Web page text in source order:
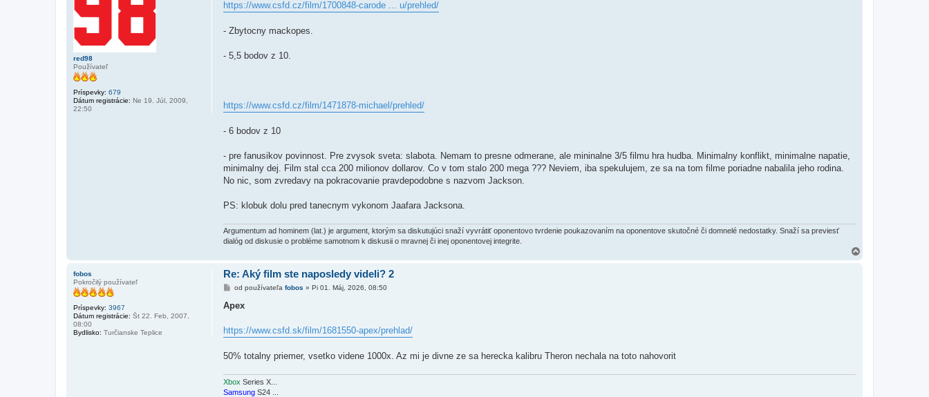
red98
Používateľ
Príspevky: 679
Dátum registrácie: Ne 19. Júl, 2009,
22:50
í
s
e
v
k
https://www.csfd.cz/film/1700848-carode ... u/prehled/
- Zbytocny mackopes.
- 5,5 bodov z 10.
https://www.csfd.cz/film/1471878-michael/prehled/
- 6 bodov z 10
- pre fanusikov povinnost. Pre zvysok sveta: slabota. Nemam to presne odmerane, ale mininalne 3/5 filmu hra hudba. Minimalny konflikt, minimalne napatie,
minimalny dej. Film stal cca 200 milionov dollarov. Co v tom stalo 200 mega ??? Neviem, iba spekulujem, ze sa na tom filme poriadne nabalila jeho rodina.
No nic, som zvredavy na pokracovanie pravdepodobne s nazvom Jackson.
PS: klobuk dolu pred tanecnym vykonom Jaafara Jacksona.
Argumentum ad hominem (lat.) je argument, ktorým sa diskutujúci snaží vyvrátiť oponentovo tvrdenie poukazovaním na oponentove skutočné či domnelé nedostatky. Snaží sa previesť
dialóg od diskusie o probléme samotnom k diskusii o mravnej či inej oponentovej integrite.
fobos
Pokročilý používateľ
Príspevky: 3967
Dátum registrácie: Št 22. Feb, 2007,
08:00
Bydlisko: Turčianske Teplice
Re: Aký film ste naposledy videli? 2
P
í
s
e
v
k
od používateľa fobos » Pi 01. Máj, 2026, 08:50
Apex
https://www.csfd.sk/film/1681550-apex/prehlad/
50% totalny priemer, vsetko videne 1000x. Az mi je divne ze sa herecka kalibru Theron nechala na toto nahovorit
Xbox Series X...
Samsung S24 ...